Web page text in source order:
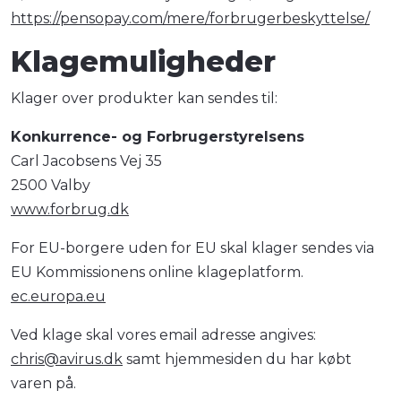
https://pensopay.com/mere/forbrugerbeskyttelse/
Klagemuligheder
Klager over produkter kan sendes til:
Konkurrence- og Forbrugerstyrelsens
Carl Jacobsens Vej 35
2500 Valby
www.forbrug.dk
For EU-borgere uden for EU skal klager sendes via
EU Kommissionens online klageplatform.
ec.europa.eu
Ved klage skal vores email adresse angives:
chris@avirus.dk samt hjemmesiden du har købt
varen på.